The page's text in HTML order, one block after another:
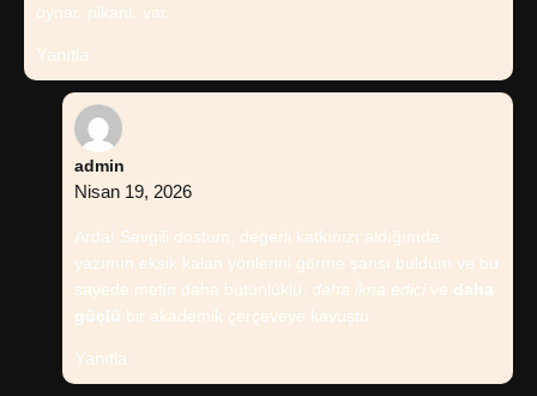
oynar. pikant. var.
Yanıtla
admin
Nisan 19, 2026
Arda! Sevgili dostum, değerli katkınızı aldığımda
yazımın eksik kalan yönlerini görme şansı buldum ve bu
sayede metin daha bütünlüklü, daha ikna edici ve daha
güçlü bir akademik çerçeveye kavuştu.
Yanıtla